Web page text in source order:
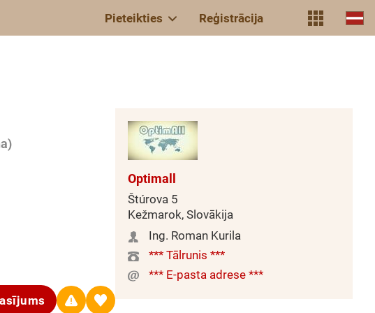
Pieteikties Reģistrācija
Optimall
Štúrova 5
Kežmarok, Slovākija
Ing. Roman Kurila
*** Tālrunis ***
*** E-pasta adrese ***